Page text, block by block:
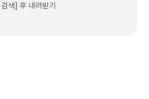
색] 후 내려받기